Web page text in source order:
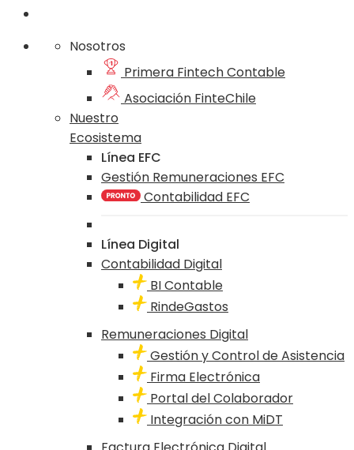
Nosotros
Primera Fintech Contable
Asociación FinteChile
Nuestro
Ecosistema
Línea EFC
Gestión Remuneraciones EFC
Contabilidad EFC
Línea Digital
Contabilidad Digital
BI Contable
RindeGastos
Remuneraciones Digital
Gestión y Control de Asistencia
Firma Electrónica
Portal del Colaborador
Integración con MiDT